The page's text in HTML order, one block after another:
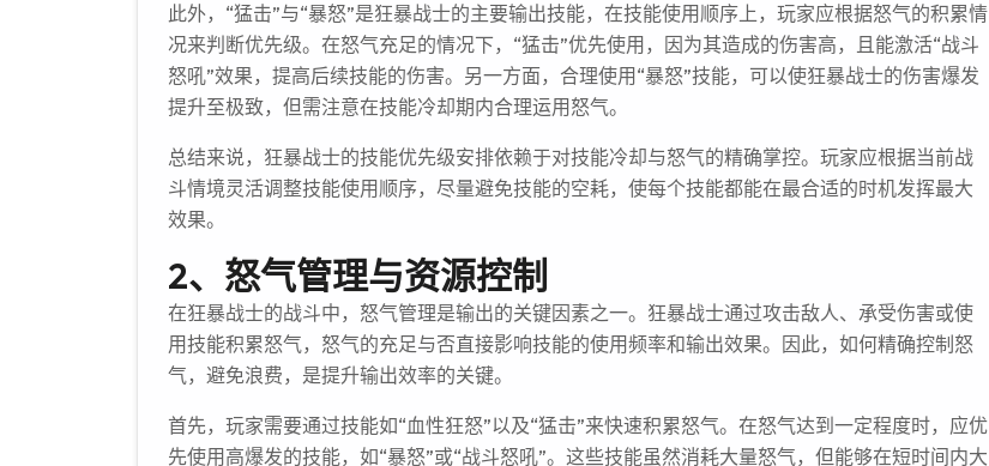
此外，“猛击”与“暴怒”是狂暴战士的主要输出技能，在技能使用顺序上，玩家应根据怒气的积累情
况来判断优先级。在怒气充足的情况下，“猛击”优先使用，因为其造成的伤害高，且能激活“战斗
怒吼”效果，提高后续技能的伤害。另一方面，合理使用“暴怒”技能，可以使狂暴战士的伤害爆发
提升至极致，但需注意在技能冷却期内合理运用怒气。
总结来说，狂暴战士的技能优先级安排依赖于对技能冷却与怒气的精确掌控。玩家应根据当前战
斗情境灵活调整技能使用顺序，尽量避免技能的空耗，使每个技能都能在最合适的时机发挥最大
效果。
2、怒气管理与资源控制
在狂暴战士的战斗中，怒气管理是输出的关键因素之一。狂暴战士通过攻击敌人、承受伤害或使
用技能积累怒气，怒气的充足与否直接影响技能的使用频率和输出效果。因此，如何精确控制怒
气，避免浪费，是提升输出效率的关键。
首先，玩家需要通过技能如“血性狂怒”以及“猛击”来快速积累怒气。在怒气达到一定程度时，应优
先使用高爆发的技能，如“暴怒”或“战斗怒吼”。这些技能虽然消耗大量怒气，但能够在短时间内大